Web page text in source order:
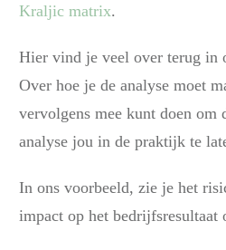
Kraljic matrix.
Hier vind je veel over terug in
Over hoe je de analyse moet
vervolgens mee kunt doen om
analyse jou in de praktijk te
In ons voorbeeld, zie je het
impact op het bedrijfsresultaat